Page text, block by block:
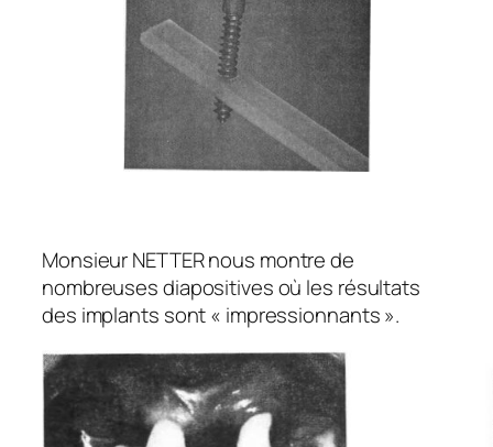
Monsieur NETTER nous montre de
nombreuses diapositives où les résultats
des implants sont « impressionnants ».